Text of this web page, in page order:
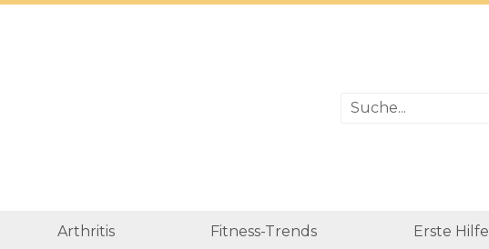
Arthritis Fitness-Trends Erste Hilfe